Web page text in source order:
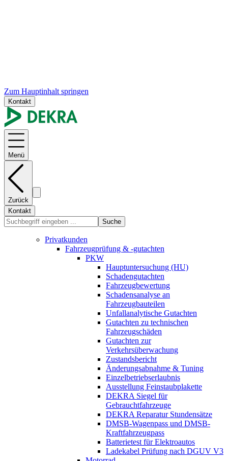
Zum Hauptinhalt springen
Kontakt
Menü
Zurück
Kontakt
Suche
Privatkunden
Fahrzeugprüfung & -gutachten
PKW
Hauptuntersuchung (HU)
Schadengutachten
Fahrzeugbewertung
Schadensanalyse an
Fahrzeugbauteilen
Unfallanalytische Gutachten
Gutachten zu technischen
Fahrzeugschäden
Gutachten zur
Verkehrsüberwachung
Zustandsbericht
Änderungsabnahme & Tuning
Einzelbetriebserlaubnis
Ausstellung Feinstaubplakette
DEKRA Siegel für
Gebrauchtfahrzeuge
DEKRA Reparatur Stundensätze
DMSB-Wagenpass und DMSB-
Kraftfahrzeugpass
Batterietest für Elektroautos
Ladekabel Prüfung nach DGUV V3